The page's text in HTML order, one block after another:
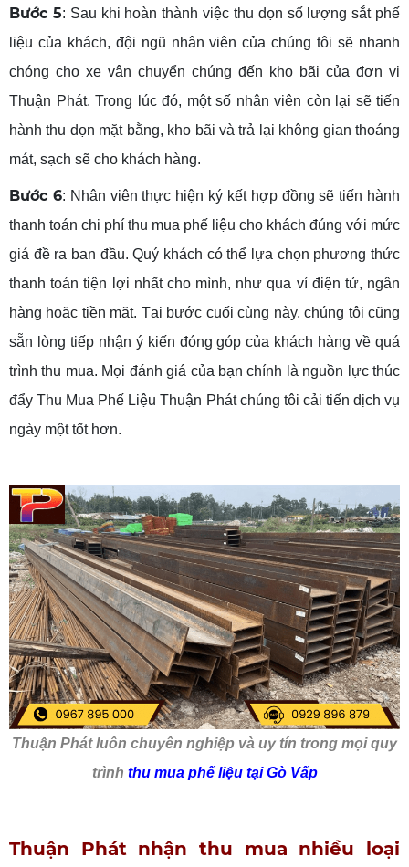
Bước 5: Sau khi hoàn thành việc thu dọn số lượng sắt phế
liệu của khách, đội ngũ nhân viên của chúng tôi sẽ nhanh
chóng cho xe vận chuyển chúng đến kho bãi của đơn vị
Thuận Phát. Trong lúc đó, một số nhân viên còn lại sẽ tiến
hành thu dọn mặt bằng, kho bãi và trả lại không gian thoáng
mát, sạch sẽ cho khách hàng.
Bước 6: Nhân viên thực hiện ký kết hợp đồng sẽ tiến hành
thanh toán chi phí thu mua phế liệu cho khách đúng với mức
giá đề ra ban đầu. Quý khách có thể lựa chọn phương thức
thanh toán tiện lợi nhất cho mình, như qua ví điện tử, ngân
hàng hoặc tiền mặt. Tại bước cuối cùng này, chúng tôi cũng
sẵn lòng tiếp nhận ý kiến đóng góp của khách hàng về quá
trình thu mua. Mọi đánh giá của bạn chính là nguồn lực thúc
đẩy Thu Mua Phế Liệu Thuận Phát chúng tôi cải tiến dịch vụ
ngày một tốt hơn.
Thuận Phát luôn chuyên nghiệp và uy tín trong mọi quy
trình thu mua phế liệu tại Gò Vấp
Thuận Phát nhận thu mua nhiều loại